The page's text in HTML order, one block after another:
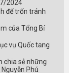
2024
để trốn tránh
của Tổng Bí
vụ Quốc tang
chia sẻ những
Phú